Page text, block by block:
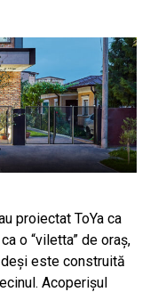
proiectat ToYa ca
o “viletta” de oraş,
este construită
Acoperişul